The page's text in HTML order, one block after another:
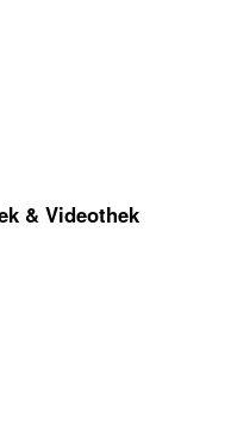
& Videothek